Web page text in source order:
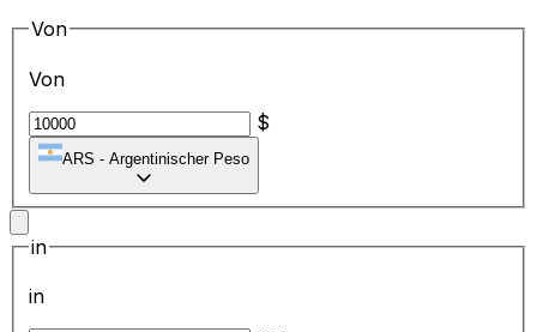
Von
Von
$
ARS - Argentinischer Peso
in
in